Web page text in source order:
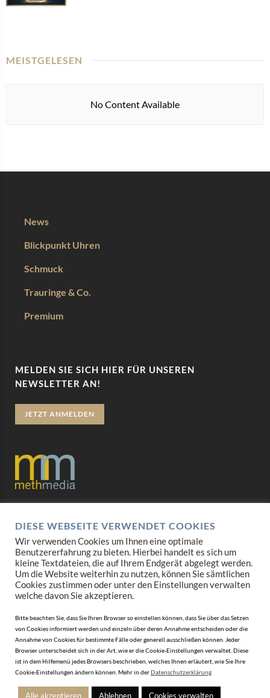
MEISTGELESEN
No Content Available
News
Blickpunkt Uhren
Schmuck
Trauringe & Co.
Premium
MELDEN SIE SICH HIER FÜR UNSEREN
NEWSLETTER AN!
JETZT ANMELDEN
Impressum
AGB
Mediadaten
DIESE WEBSEITE VERWENDET COOKIES
Wir verwenden Cookies um Ihnen eine optimale
Benutzererfahrung zu bieten. Hierbei handelt es sich um
kleine Textdateien, die auf Ihrem Endgerät abgelegt werden.
Um die Website weiterhin zu nutzen, können Sie sämtlichen
Cookies zustimmen oder unter den Einstellungen verwalten
welche davon Sie akzeptieren.
Bitte beachten Sie, dass Sie Ihren Browser so einstellen können, dass Sie über das Setzen
von Cookies informiert werden und einzeln über deren Annahme entscheiden oder die
Annahme von Cookies für bestimmte Fälle oder generell ausschließen können. Jeder
Browser unterscheidet sich in der Art, wie er die Cookie-Einstellungen verwaltet. Diese
ist in dem Hilfemenü jedes Browsers beschrieben, welches Ihnen erläutert, wie Sie Ihre
Cookie-Einstellungen ändern können. Mehr in derDatenschutzerklärung
Alle akzeptieren Ablehnen Cookies verwalten